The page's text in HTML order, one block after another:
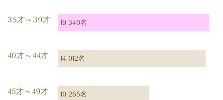
35才～39才 19,340名
40才～44才 14,012名
45才～49才 10,265名